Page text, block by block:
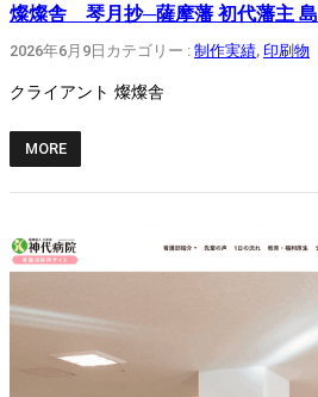
燦燦舎 琴月抄─薩摩藩 初代藩主
2026年6月9日 カテゴリー : 制作実績, 印刷物
クライアント 燦燦舎
MORE